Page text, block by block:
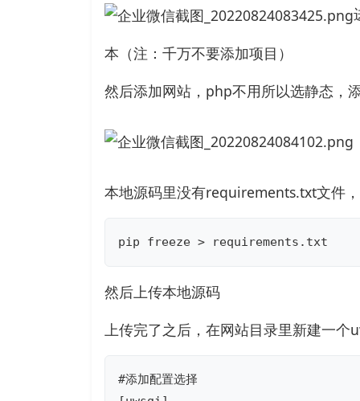
本（注：千万不要添加项目）
然后添加网站，php不用所以选静态，
本地源码里没有requirements.txt文件
pip freeze > requirements.txt
然后上传本地源码
上传完了之后，在网站目录里新建一
#添加配置选择